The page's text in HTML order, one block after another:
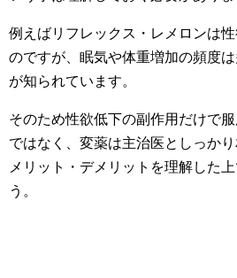
例えばリフレックス・レメロンは
のですが、眠気や体重増加の頻度
が知られています。
そのため性欲低下の副作用だけで
ではなく、変薬は主治医としっか
メリット・デメリットを理解した
う。